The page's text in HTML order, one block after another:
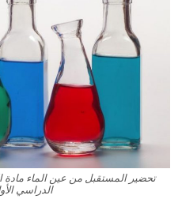
تحضير المستقبل من عين الماء مادة
الدراسي الأول